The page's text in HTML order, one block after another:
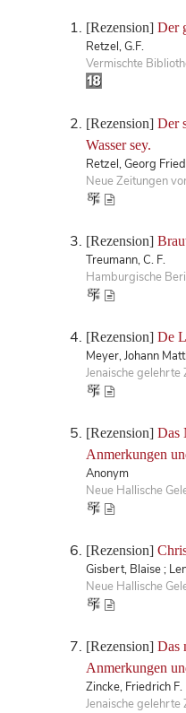
[Rezension] Der
Retzel, G.F.
Vermischte
[Rezension] Der
Wasser sey.
Retzel, Georg
Neue Zeitungen
[Rezension]
Treumann, C. F.
Hamburgische
[Rezension] De
Meyer, Johann
Jenaische
[Rezension] Das
Anmerkungen
Anonym
Neue Hallische
[Rezension]
Gisbert, Blaise ;
Neue Hallische
[Rezension] Das
Anmerkungen
Zincke, Friedrich F.
Jenaische